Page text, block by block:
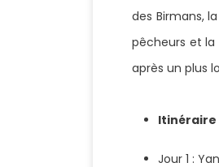
des Birmans,
pêcheurs et
après un plus
Jour 1 :